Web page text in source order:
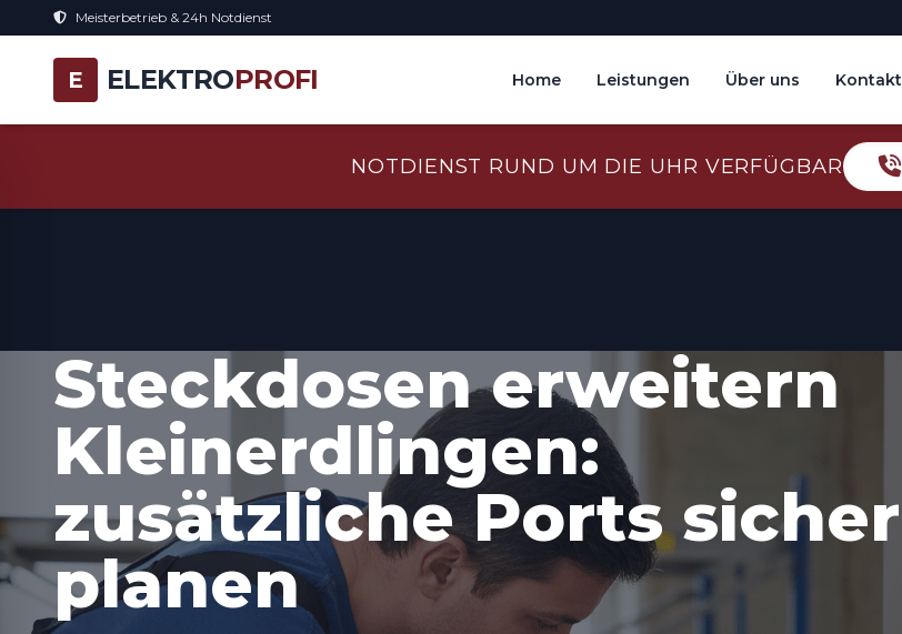
Meisterbetrieb & 24h Notdienst
E ELEKTROPROFI Home Leistungen Über uns Kontakt
NOTDIENST RUND UM DIE UHR VERFÜGBAR
Steckdosen erweitern
Kleinerdlingen:
zusätzliche Ports sicher
planen